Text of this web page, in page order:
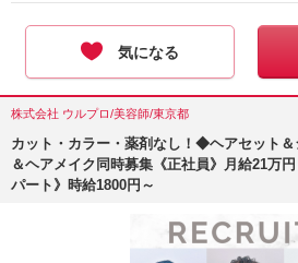
気になる
株式会社 ウルプロ/美容師/東京都
カット・カラー・薬剤なし！◆ヘアセット
＆ヘアメイク同時募集《正社員》月給21万
パート》時給1800円～